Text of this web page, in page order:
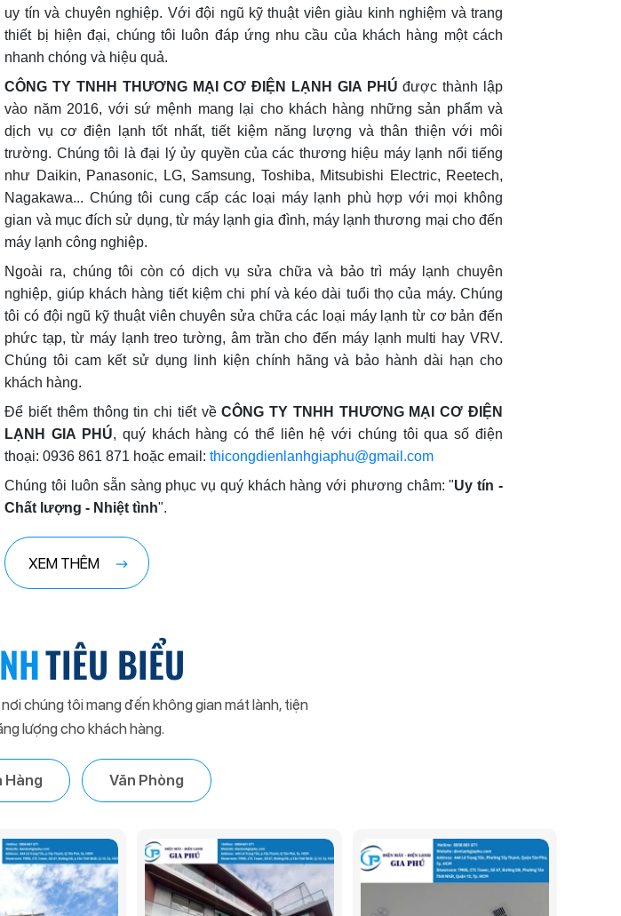
uy tín và chuyên nghiệp. Với đội ngũ kỹ thuật viên giàu kinh nghiệm và trang
thiết bị hiện đại, chúng tôi luôn đáp ứng nhu cầu của khách hàng một cách
nhanh chóng và hiệu quả.
CÔNG TY TNHH THƯƠNG MẠI CƠ ĐIỆN LẠNH GIA PHÚ được thành lập
vào năm 2016, với sứ mệnh mang lại cho khách hàng những sản phẩm và
dịch vụ cơ điện lạnh tốt nhất, tiết kiệm năng lượng và thân thiện với môi
trường. Chúng tôi là đại lý ủy quyền của các thương hiệu máy lạnh nổi tiếng
như Daikin, Panasonic, LG, Samsung, Toshiba, Mitsubishi Electric, Reetech,
Nagakawa... Chúng tôi cung cấp các loại máy lạnh phù hợp với mọi không
gian và mục đích sử dụng, từ máy lạnh gia đình, máy lạnh thương mại cho đến
máy lạnh công nghiệp.
Ngoài ra, chúng tôi còn có dịch vụ sửa chữa và bảo trì máy lạnh chuyên
nghiệp, giúp khách hàng tiết kiệm chi phí và kéo dài tuổi thọ của máy. Chúng
tôi có đội ngũ kỹ thuật viên chuyên sửa chữa các loại máy lạnh từ cơ bản đến
phức tạp, từ máy lạnh treo tường, âm trần cho đến máy lạnh multi hay VRV.
Chúng tôi cam kết sử dụng linh kiện chính hãng và bảo hành dài hạn cho
khách hàng.
Để biết thêm thông tin chi tiết vềCÔNG TY TNHH THƯƠNG MẠI CƠ ĐIỆN
LẠNH GIA PHÚ, quý khách hàng có thể liên hệ với chúng tôi qua số điện
thoại: 0936 861 871 hoặc email:thicongdienlanhgiaphu@gmail.com
Chúng tôi luôn sẵn sàng phục vụ quý khách hàng với phương châm: "Uy tín -
Chất lượng - Nhiệt tình".
XEM THÊM
TIÊU BIỂU
chúng tôi mang đến không gian mát lành, tiện
lượng cho khách hàng.
Hàng Văn Phòng